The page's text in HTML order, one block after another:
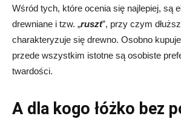
Wśród tych, które ocenia się najlepiej, są
drewniane i tzw. „ruszt”, przy czym
charakteryzuje się drewno. Osobno
przede wszystkim istotne są osobiste
twardości.
A dla kogo łóżko bez